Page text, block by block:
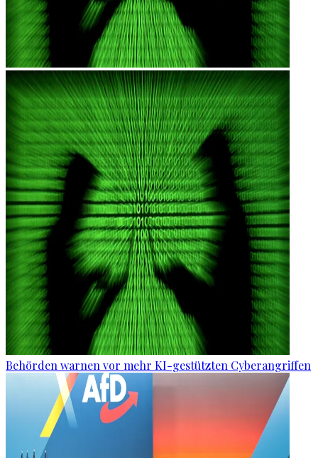
Behörden warnen vor mehr KI-gestützten Cyberangriffen